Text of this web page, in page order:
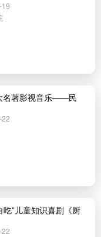
名著影视音乐——民
吃”儿童知识喜剧《厨